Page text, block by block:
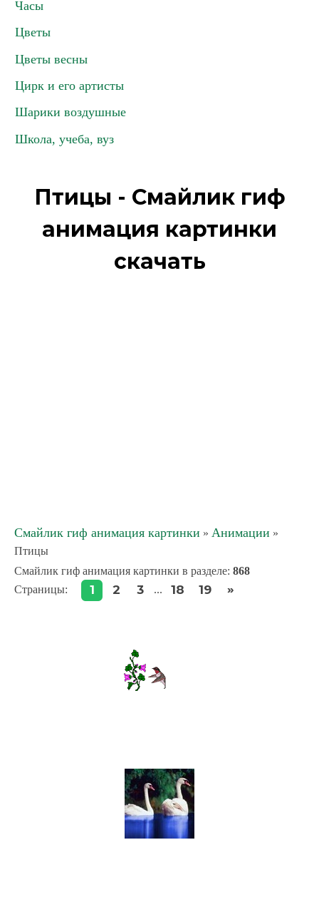
Часы
Цветы
Цветы весны
Цирк и его артисты
Шарики воздушные
Школа, учеба, вуз
Птицы - Смайлик гиф
анимация картинки
скачать
Смайлик гиф анимация картинки » Анимации »
Птицы
Смайлик гиф анимация картинки в разделе: 868
Страницы: 1 2 3 ... 18 19 »